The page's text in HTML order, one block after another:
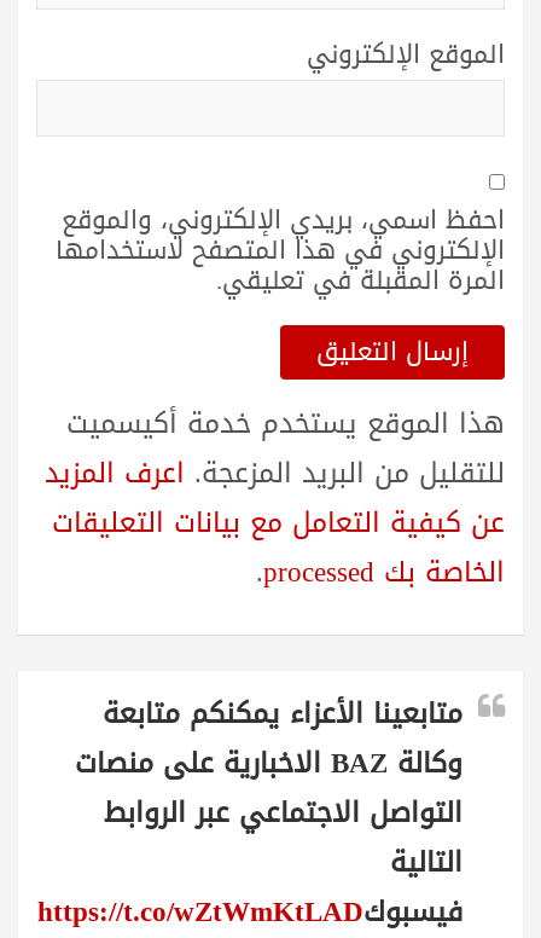
الموقع الإلكتروني
احفظ اسمي، بريدي الإلكتروني، والموقع
الإلكتروني في هذا المتصفح لاستخدامها
المرة المقبلة في تعليقي.
هذا الموقع يستخدم خدمة أكيسميت
للتقليل من البريد المزعجة. اعرف المزيد
عن كيفية التعامل مع بيانات التعليقات
الخاصة بك processed
.
متابعينا الأعزاء يمكنكم متابعة
وكالة BAZ الاخبارية على منصات
التواصل الاجتماعي عبر الروابط
التالية
فيسبوكhttps://t.co/wZtWmKtLAD